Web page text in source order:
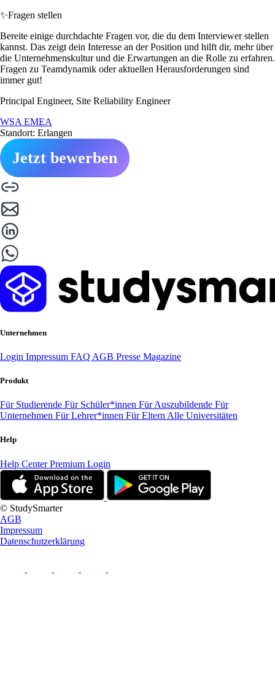
✨Fragen stellen
Bereite einige durchdachte Fragen vor, die du dem Interviewer stellen
kannst. Das zeigt dein Interesse an der Position und hilft dir, mehr über
die Unternehmenskultur und die Erwartungen an die Rolle zu erfahren.
Fragen zu Teamdynamik oder aktuellen Herausforderungen sind
immer gut!
Principal Engineer, Site Reliability Engineer
WSA EMEA
Standort: Erlangen
Jetzt bewerben
Unternehmen
Login Impressum FAQ AGB Presse Magazine
Produkt
Für Studierende Für Schüler*innen Für Auszubildende Für
Unternehmen Für Lehrer*innen Für Eltern Alle Universitäten
Help
Help CenterPremium Login
© StudySmarter
AGB
Impressum
Datenschutzerklärung